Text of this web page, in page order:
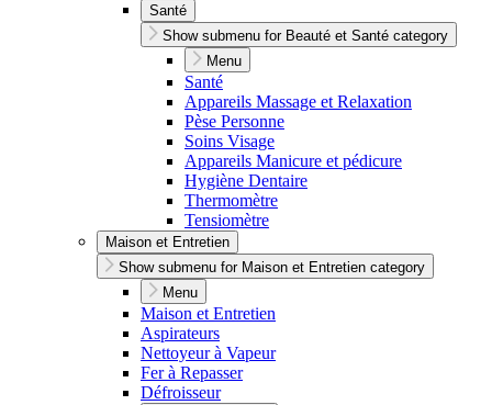
Santé
Show submenu for Beauté et Santé category
Menu
Santé
Appareils Massage et Relaxation
Pèse Personne
Soins Visage
Appareils Manicure et pédicure
Hygiène Dentaire
Thermomètre
Tensiomètre
Maison et Entretien
Show submenu for Maison et Entretien category
Menu
Maison et Entretien
Aspirateurs
Nettoyeur à Vapeur
Fer à Repasser
Défroisseur